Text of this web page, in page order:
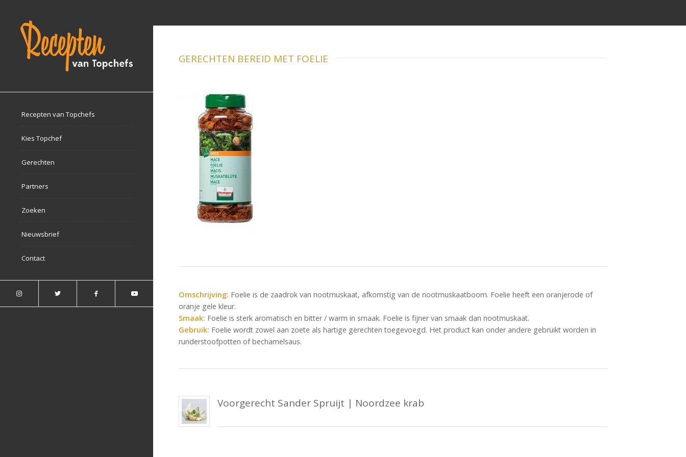
Recepten van Topchefs
Kies Topchef
Gerechten
Partners
Zoeken
Nieuwsbrief
Contact
GERECHTEN BEREID MET FOELIE
Omschrijving: Foelie is de zaadrok van nootmuskaat, afkomstig van de nootmuskaatboom. Foelie heeft een oranjerode of
oranje gele kleur.
Smaak: Foelie is sterk aromatisch en bitter / warm in smaak. Foelie is fijner van smaak dan nootmuskaat.
Gebruik: Foelie wordt zowel aan zoete als hartige gerechten toegevoegd. Het product kan onder andere gebruikt worden in
runderstoofpotten of bechamelsaus.
Voorgerecht Sander Spruijt | Noordzee krab